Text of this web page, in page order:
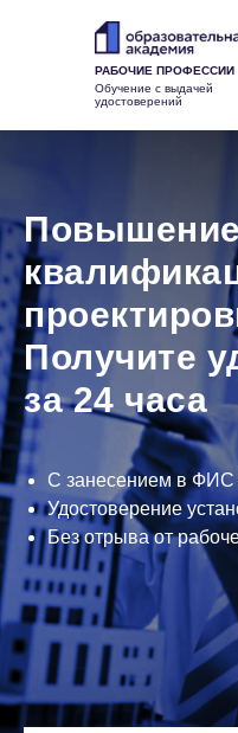
РАБОЧИЕ ПРОФЕССИИ
Обучение с выдачей
удостоверений
Получите
за 24 часа
С занесением в
Удостоверение
Без отрыва от